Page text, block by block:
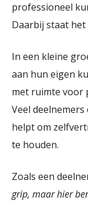
professioneel
Daarbij staat het
In een kleine
aan hun eigen
met ruimte voor
Veel
helpt om
te houden.
Zoals een
grip, maar hier